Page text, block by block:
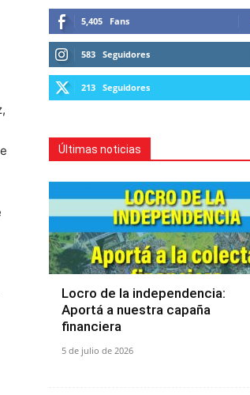
5,405 Fans
583 Seguidores
213 Seguidores
Últimas noticias
Locro de la independencia:
Aportá a nuestra capaña
financiera
5 de julio de 2026